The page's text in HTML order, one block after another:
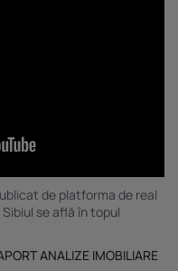
de platforma de real
Sibiul se află în topul
ANALIZE IMOBILIARE